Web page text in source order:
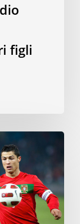
figli